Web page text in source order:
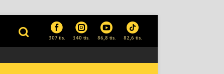
307 tis. 140 tis. 86,8 tis. 82,6 tis.